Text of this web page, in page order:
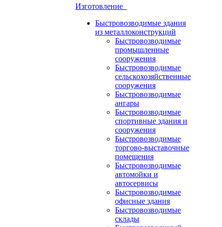
Изготовление
Быстровозводимые здания
из металлоконструкций
Быстровозводимые
промышленные
сооружения
Быстровозводимые
сельскохозяйственные
сооружения
Быстровозводимые
ангары
Быстровозводимые
спортивные здания и
сооружения
Быстровозводимые
торгово-выставочные
помещения
Быстровозводимые
автомойки и
автосервисы
Быстровозводимые
офисные здания
Быстровозводимые
склады